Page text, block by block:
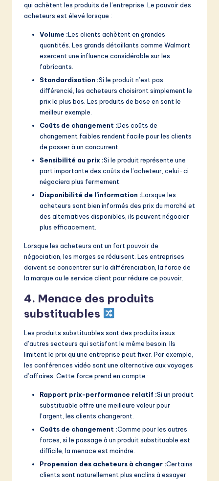
qui achètent les produits de l’entreprise. Le pouvoir des
acheteurs est élevé lorsque :
Volume :Les clients achètent en grandes
quantités. Les grands détaillants comme Walmart
exercent une influence considérable sur les
fabricants.
Standardisation :Si le produit n’est pas
différencié, les acheteurs choisiront simplement le
prix le plus bas. Les produits de base en sont le
meilleur exemple.
Coûts de changement :Des coûts de
changement faibles rendent facile pour les clients
de passer à un concurrent.
Sensibilité au prix :Si le produit représente une
part importante des coûts de l’acheteur, celui-ci
négociera plus fermement.
Disponibilité de l’information :Lorsque les
acheteurs sont bien informés des prix du marché et
des alternatives disponibles, ils peuvent négocier
plus efficacement.
Lorsque les acheteurs ont un fort pouvoir de
négociation, les marges se réduisent. Les entreprises
doivent se concentrer sur la différenciation, la force de
la marque ou le service client pour réduire ce pouvoir.
4. Menace des produits
substituables
Les produits substituables sont des produits issus
d’autres secteurs qui satisfont le même besoin. Ils
limitent le prix qu’une entreprise peut fixer. Par exemple,
les conférences vidéo sont une alternative aux voyages
d’affaires. Cette force prend en compte :
Rapport prix-performance relatif :Si un produit
substituable offre une meilleure valeur pour
l’argent, les clients changeront.
Coûts de changement :Comme pour les autres
forces, si le passage à un produit substituable est
difficile, la menace est moindre.
Propension des acheteurs à changer :Certains
clients sont naturellement plus enclins à essayer